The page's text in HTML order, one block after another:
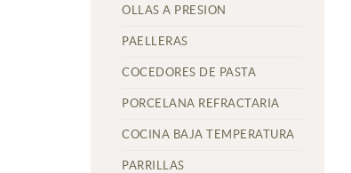
OLLAS A PRESION
PAELLERAS
COCEDORES DE PASTA
PORCELANA REFRACTARIA
COCINA BAJA TEMPERATURA
PARRILLAS